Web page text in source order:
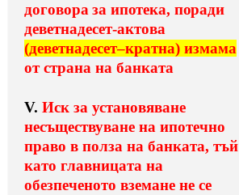
договора за ипотека, поради
деветнадесет-актова
(деветнадесет–кратна) измама
от страна на банката
V.Иск за установяване
несъществуване на ипотечно
право в полза на банката, тъй
като главницата на
обезпеченото вземане не се